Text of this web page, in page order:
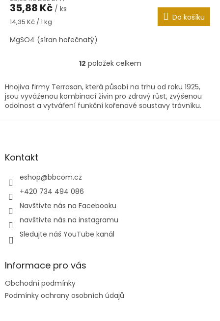
35,88 Kč / ks
Měrná
14,35 Kč / 1 kg Do košíku
MgSO4 (síran hořečnatý)
O
l
á
d
c
p
i
s
u
12 položek celkem
Hnojiva firmy Terrasan, která působí na trhu od roku 1925,
jsou vyváženou kombinací živin pro zdravý růst, zvýšenou
odolnost a vytváření funkční kořenové soustavy trávníku.
Z
aKontakt
eshop@bbcom.cz
+420 734 494 086
Navštivte nás na Facebooku
navštivte nás na instagramu
Sledujte náš YouTube kanál
Informace pro vás
Obchodní podmínky
Podmínky ochrany osobních údajů